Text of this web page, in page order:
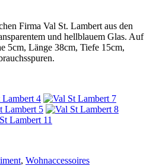
Firma Val St. Lambert aus den
und hellblauem Glas. Auf
5cm, Länge 38cm, Tiefe 15cm,
, Wohnaccessoires